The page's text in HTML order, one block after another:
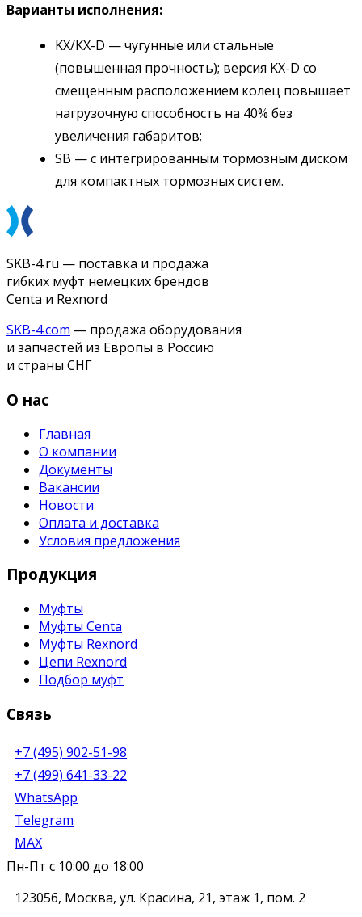
Варианты исполнения:
KX/KX-D — чугунные или стальные
(повышенная прочность); версия KX-D со
смещенным расположением колец повышает
нагрузочную способность на 40% без
увеличения габаритов;
SB — с интегрированным тормозным диском
для компактных тормозных систем.
SKB-4.ru — поставка и продажа
гибких муфт немецких брендов
Centa и Rexnord
SKB-4.com — продажа оборудования
и запчастей из Европы в Россию
и страны СНГ
О нас
Главная
О компании
Документы
Вакансии
Новости
Оплата и доставка
Условия предложения
Продукция
Муфты
Муфты Centa
Муфты Rexnord
Цепи Rexnord
Подбор муфт
Связь
+7 (495) 902-51-98
+7 (499) 641-33-22
WhatsApp
Telegram
MAX
Пн-Пт с 10:00 до 18:00
123056, Москва, ул. Красина, 21, этаж 1, пом. 2